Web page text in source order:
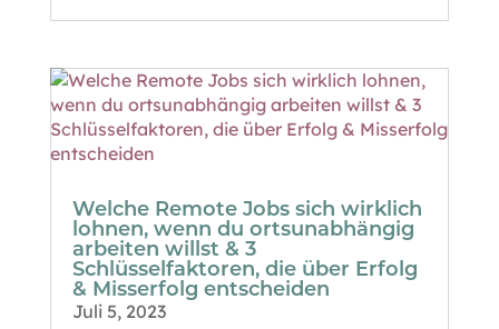
Welche Remote Jobs sich wirklich
lohnen, wenn du ortsunabhängig
arbeiten willst & 3
Schlüsselfaktoren, die über Erfolg
& Misserfolg entscheiden
Juli 5, 2023